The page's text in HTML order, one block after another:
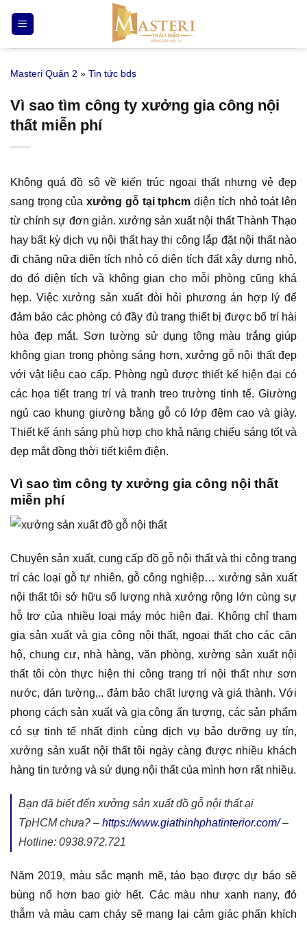
qua
nội
Masteri Quận 2 » Tin tức bds
Vì sao tìm công ty xưởng gia công nội
thất miễn phí
Không quá đồ sộ về kiến trúc ngoại thất nhưng vẻ đẹp
sang trọng củaxưởng gỗ tại tphcm diện tích nhỏ toát lên
từ chính sự đơn giản. xưởng sản xuất nội thất Thành Thạo
hay bất kỳ dịch vụ nội thất hay thi công lắp đặt nội thất nào
đi chăng nữa diện tích nhỏ có diện tích đất xây dựng nhỏ,
do đó diện tích và không gian cho mỗi phòng cũng khá
hẹp. Việc xưởng sản xuất đòi hỏi phương án hợp lý để
đảm bảo các phòng có đầy đủ trang thiết bị được bố trí hài
hòa đẹp mắt. Sơn tường sử dụng tông màu trắng giúp
không gian trong phòng sáng hơn, xưởng gỗ nội thất đẹp
với vật liệu cao cấp. Phòng ngủ được thiết kế hiện đại có
các họa tiết trang trí và tranh treo trường tinh tế. Giường
ngủ cao khung giường bằng gỗ có lớp đệm cao và giày.
Thiết kế ánh sáng phù hợp cho khả năng chiếu sáng tốt và
đẹp mắt đồng thời tiết kiệm điện.
Vì sao tìm công ty xưởng gia công nội thất
miễn phí
Chuyên sản xuất, cung cấp đồ gỗ nội thất và thi công trang
trí các loại gỗ tự nhiên, gỗ công nghiệp… xưởng sản xuất
nội thất tôi sở hữu số lượng nhà xưởng rộng lớn cùng sự
hỗ trợ của nhiều loại máy móc hiện đại. Không chỉ tham
gia sản xuất và gia công nội thất, ngoại thất cho các căn
hộ, chung cư, nhà hàng, văn phòng, xưởng sản xuất nội
thất tôi còn thực hiện thi công trang trí nội thất như sơn
nước, dán tường,.. đảm bảo chất lượng và giá thành. Với
phong cách sản xuất và gia công ấn tượng, các sản phẩm
có sự tinh tế nhất định cùng dịch vụ bảo dưỡng uy tín,
xưởng sản xuất nội thất tôi ngày càng được nhiều khách
hàng tin tưởng và sử dụng nội thất của mình hơn rất nhiều.
Bạn đã biết đến xưởng sản xuất đồ gỗ nội thất ại
TpHCM chưa? – https://www.giathinhphatinterior.com/–
Hotline: 0938.972.721
Năm 2019, màu sắc mạnh mẽ, táo bạo được dự báo sẽ
bùng nổ hơn bao giờ hết. Các màu như xanh nany, đỏ
thẫm và màu cam cháy sẽ mang lại cảm giác phấn khích